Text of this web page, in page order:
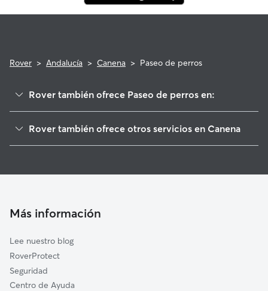
Rover > Andalucía > Canena > Paseo de perros
Rover también ofrece Paseo de perros en:
Begíjar
Lupión
Torreblascopedro
Arquillos
Sabiote
Rover también ofrece otros servicios en Canena
Cuidadores a domicilio en Canena
Más información
Lee nuestro blog
RoverProtect
Seguridad
Centro de Ayuda